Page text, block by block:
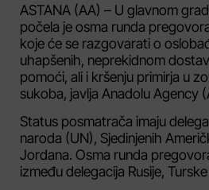
ASTANA (AA) – U glavnom
počela je osma runda
koje će se razgovarati o
uhapšenih, neprekidnom
pomoći, ali i kršenju primirja u
sukoba, javlja Anadolu Agency
Status posmatrača imaju
naroda (UN), Sjedinjenih
Jordana. Osma runda
između delegacija Rusije,